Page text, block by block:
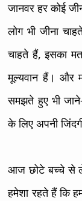
जानवर हर कोई
लोग भी जीना
चाहते हैं, इसका
मूल्यवान हैं। और
समझते हुए भी
के लिए अपनी
आज छोटे बच्चे से
हमेशा रहते हैं कि